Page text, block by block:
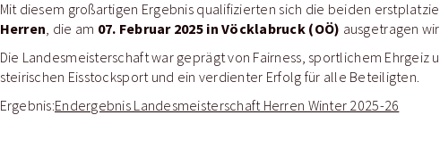
Mit diesem großartigen Ergebnis qualifizierten sich die beiden
Herren, die am 07. Februar 2025 in Vöcklabruck (OÖ) ausgetragen
Die Landesmeisterschaft war geprägt von Fairness, sportlichem
steirischen Eisstocksport und ein verdienter Erfolg für alle Beteiligten.
Ergebnis:Endergebnis Landesmeisterschaft Herren Winter 2025-26